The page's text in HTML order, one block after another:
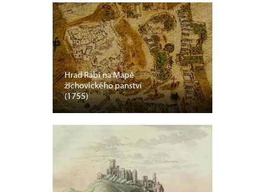
Hrad Rabí na Mapě
žichovického panství
(1755)